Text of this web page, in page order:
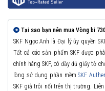
Tại sao bạn nên mua Vòng bi
SKF Ngọc Anh là Đại lý ủy quyền
Tất cả các sản phẩm SKF được
chính hãng SKF, có đầy đủ giấy tờ
lòng sử dụng phần mềmSKF
SKF giả trôi nổi trên thị trường.